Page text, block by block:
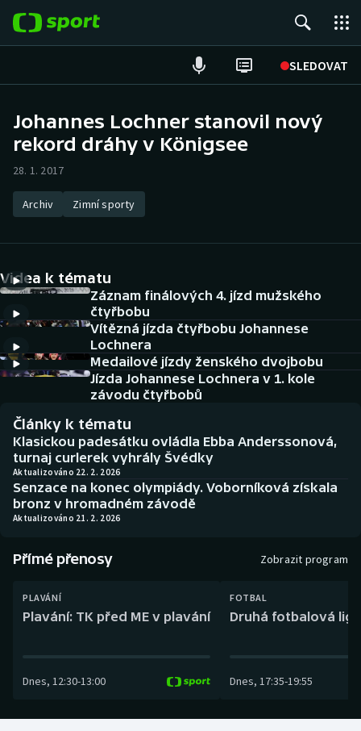
SLEDOVAT
Hokej
Atletika
DALŠÍ SPORTY
Americký fotbal
Baseball a softbal
Biatlon
Boby a skeleton
Curling
Dostihy
Futsal
Golf
NEPŘEHLÉDNĚTE
Soutěže
Aplikace ČT sport
AZ kvíz
Johannes Lochner stanovil nový
rekord dráhy v Königsee
28. 1. 2017
Archiv Zimní sporty
Videa k tématu
Záznam finálových 4. jízd mužského
čtyřbobu
Vítězná jízda čtyřbobu Johannese
Lochnera
Medailové jízdy ženského dvojbobu
Jízda Johannese Lochnera v 1. kole
závodu čtyřbobů
Články k tématu
Klasickou padesátku ovládla Ebba Anderssonová,
turnaj curlerek vyhrály Švédky
Aktualizováno 22. 2. 2026
Senzace na konec olympiády. Voborníková získala
bronz v hromadném závodě
Aktualizováno 21. 2. 2026
Přímé přenosy Zobrazit program
PLAVÁNÍ
Plavání: TK před ME v plavání
Dnes, 12:30-13:00
FOTBAL
Druhá fotbalová
Dnes, 17:35-19:55